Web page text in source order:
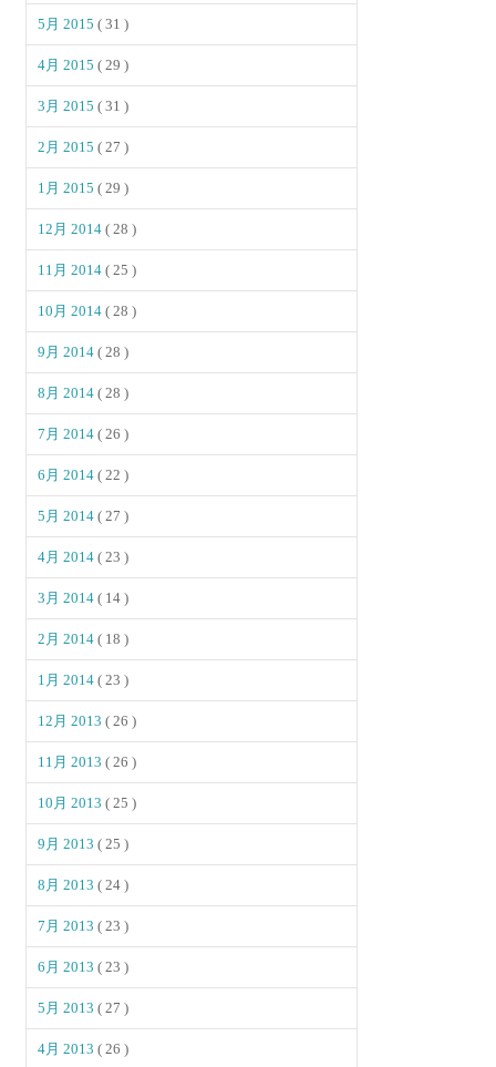
5月 2015( 31 )
4月 2015( 29 )
3月 2015( 31 )
2月 2015( 27 )
1月 2015( 29 )
12月 2014( 28 )
11月 2014( 25 )
10月 2014( 28 )
9月 2014( 28 )
8月 2014( 28 )
7月 2014( 26 )
6月 2014( 22 )
5月 2014( 27 )
4月 2014( 23 )
3月 2014( 14 )
2月 2014( 18 )
1月 2014( 23 )
12月 2013( 26 )
11月 2013( 26 )
10月 2013( 25 )
9月 2013( 25 )
8月 2013( 24 )
7月 2013( 23 )
6月 2013( 23 )
5月 2013( 27 )
4月 2013( 26 )